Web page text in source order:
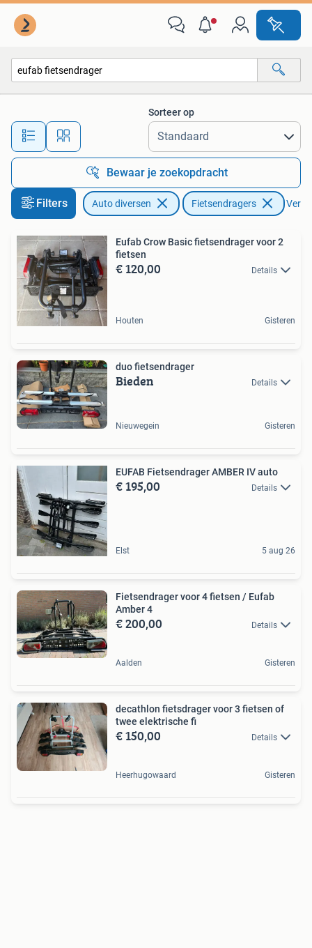
Alle afstanden…
Sorteer op
Bewaar je zoekopdracht
Filters Auto diversen Fietsendragers
Eufab Crow Basic fietsendrager voor 2
fietsen
€ 120,00 Details
Houten Gisteren
duo fietsendrager
Bieden Details
Nieuwegein Gisteren
EUFAB Fietsendrager AMBER IV auto
€ 195,00 Details
Elst 5 aug 26
Fietsendrager voor 4 fietsen / Eufab
Amber 4
€ 200,00 Details
Aalden Gisteren
decathlon fietsdrager voor 3 fietsen of
twee elektrische fi
€ 150,00 Details
Heerhugowaard Gisteren